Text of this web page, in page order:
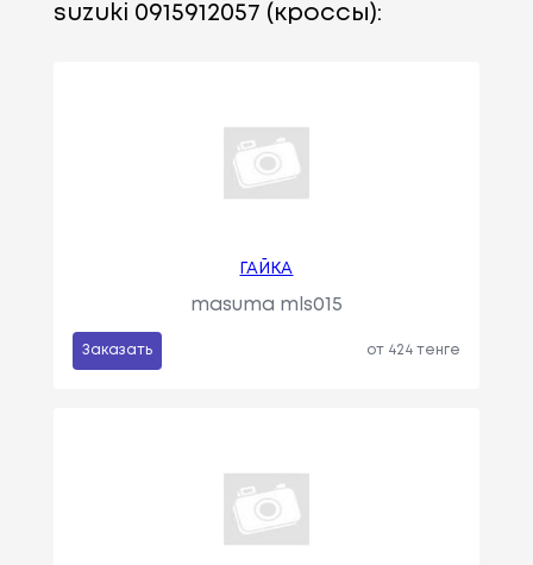
suzuki 0915912057 (кроссы):
ГАЙКА
masuma mls015
Заказать от 424 тенге